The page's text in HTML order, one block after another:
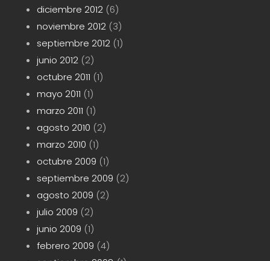
diciembre 2012(6)
noviembre 2012(3)
septiembre 2012(1)
junio 2012(2)
octubre 2011 (1)
mayo 2011 (1)
marzo 2011 (1)
agosto 2010 (2)
marzo 2010 (1)
octubre 2009 (1)
septiembre 2009 (2)
agosto 2009 (2)
julio 2009 (2)
junio 2009 (1)
febrero 2009 (4)